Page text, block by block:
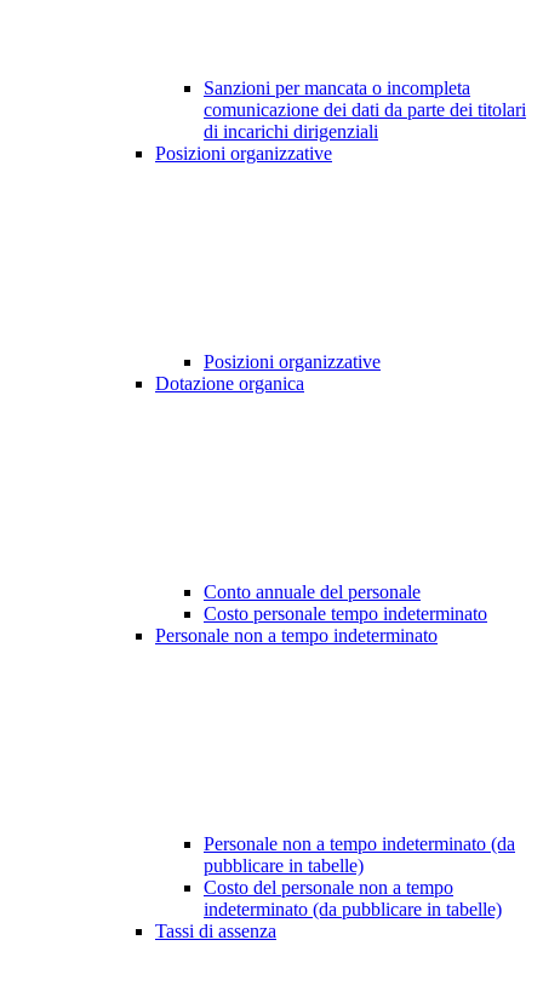
Sanzioni per mancata o incompleta
comunicazione dei dati da parte dei titolari
di incarichi dirigenziali
Posizioni organizzative
Posizioni organizzative
Dotazione organica
Conto annuale del personale
Costo personale tempo indeterminato
Personale non a tempo indeterminato
Personale non a tempo indeterminato (da
pubblicare in tabelle)
Costo del personale non a tempo
indeterminato (da pubblicare in tabelle)
Tassi di assenza